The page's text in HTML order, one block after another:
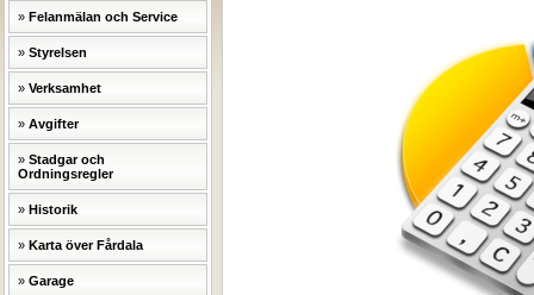
Felanmälan och Service
Styrelsen
Verksamhet
Avgifter
Stadgar och
Ordningsregler
Historik
Karta över Fårdala
Garage